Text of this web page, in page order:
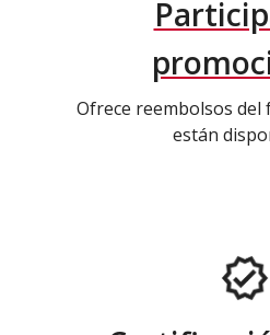
Ofrece reembolsos del
están